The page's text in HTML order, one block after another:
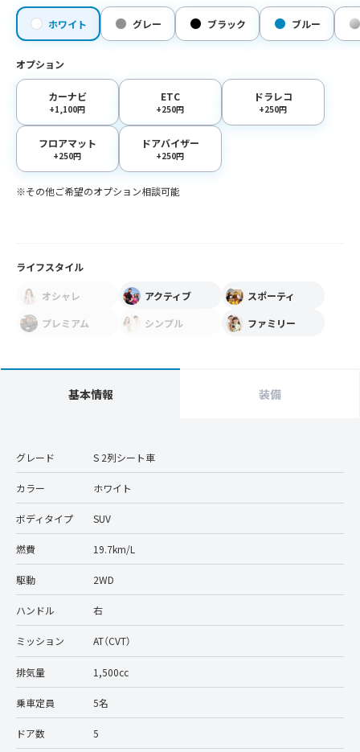
ホワイト グレー ブラック ブルー
オプション
カーナビ
+1,100円
ETC
+250円
ドラレコ
+250円
フロアマット
+250円
ドアバイザー
+250円
※その他ご希望のオプション相談可能
ライフスタイル
オシャレ アクティブ
スポーティ
プレミアム
シンプル ファミリー
基本情報 装備
グレード S 2列シート車
カラー ホワイト
ボディタイプ SUV
燃費 19.7km/L
駆動 2WD
ハンドル 右
ミッション AT（CVT）
排気量 1,500cc
乗車定員 5名
ドア数 5